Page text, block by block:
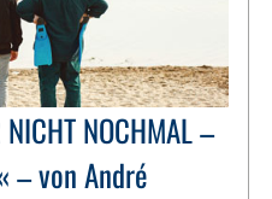
NICHT NOCHMAL –
– von André